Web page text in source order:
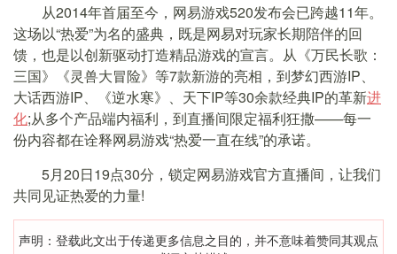
从2014年首届至今，网易游戏520发布会已跨越11年。
这场以“热爱”为名的盛典，既是网易对玩家长期陪伴的回
馈，也是以创新驱动打造精品游戏的宣言。从《万民长歌：
三国》《灵兽大冒险》等7款新游的亮相，到梦幻西游IP、
大话西游IP、《逆水寒》、天下IP等30余款经典IP的革新进
化;从多个产品端内福利，到直播间限定福利狂撒——每一
份内容都在诠释网易游戏“热爱一直在线”的承诺。
5月20日19点30分，锁定网易游戏官方直播间，让我们
共同见证热爱的力量!
声明：登载此文出于传递更多信息之目的，并不意味着赞同其观点